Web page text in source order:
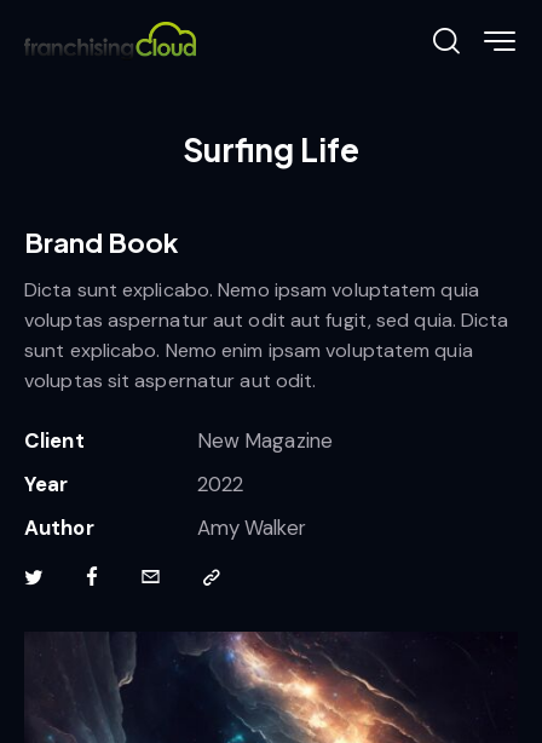
Surfing Life
Brand Book
Dicta sunt explicabo. Nemo ipsam voluptatem quia
voluptas aspernatur aut odit aut fugit, sed quia. Dicta
sunt explicabo. Nemo enim ipsam voluptatem quia
voluptas sit aspernatur aut odit.
Client
New Magazine
Year
2022
Author
Amy Walker